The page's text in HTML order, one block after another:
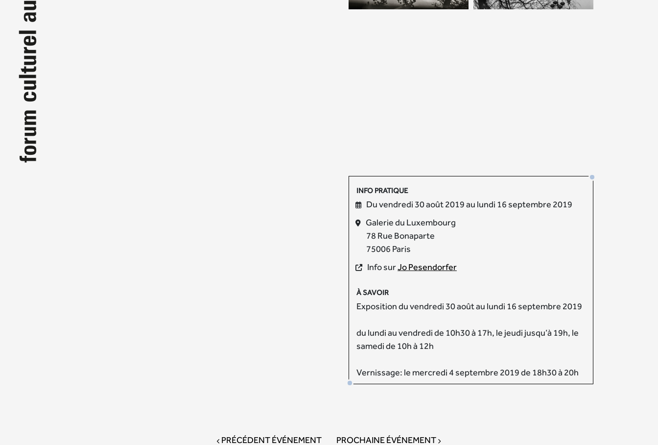
INFO PRATIQUE
Du vendredi 30 août 2019 au lundi 16 septembre 2019
Galerie du Luxembourg
78 Rue Bonaparte
75006 Paris
Info surJo Pesendorfer
À SAVOIR
Exposition du vendredi 30 août au lundi 16 septembre 2019
du lundi au vendredi de 10h30 à 17h, le jeudi jusqu’à 19h, le
samedi de 10h à 12h
Vernissage: le mercredi 4 septembre 2019 de 18h30 à 20h
PRÉCÉDENT ÉVÉNEMENT PROCHAINE ÉVÉNEMENT